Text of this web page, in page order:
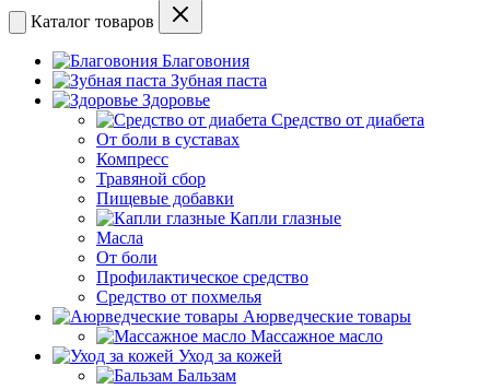
Каталог товаров
Благовония
Зубная паста
Здоровье
Средство от диабета
От боли в суставах
Компресс
Травяной сбор
Пищевые добавки
Капли глазные
Масла
От боли
Профилактическое средство
Средство от похмелья
Аюрведческие товары
Массажное масло
Уход за кожей
Бальзам